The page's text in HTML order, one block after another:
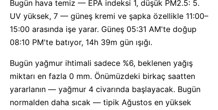
Bugün hava temiz — EPA indeksi 1, düşük PM2.5: 5.
UV yüksek, 7 — güneş kremi ve şapka özellikle 11:00–
15:00 arasında işe yarar. Güneş 05:31 AM'te doğup
08:10 PM'te batıyor, 14h 39m gün ışığı.
Bugün yağmur ihtimali sadece %6, beklenen yağış
miktarı en fazla 0 mm. Önümüzdeki birkaç saatten
yararlanın — yağmur 4 civarında başlayacak. Bugün
normalden daha sıcak — tipik Ağustos en yüksek